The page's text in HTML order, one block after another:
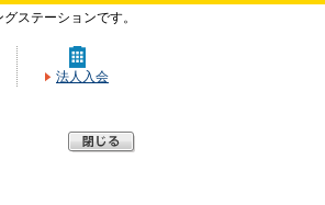
ステーションです。
法人入会